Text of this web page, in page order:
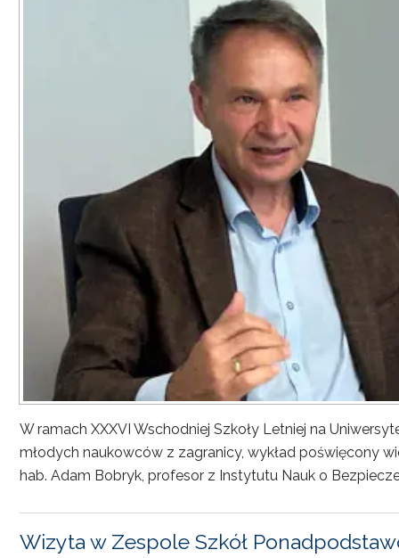
W ramach XXXVI Wschodniej Szkoły Letniej na
młodych naukowców z zagranicy, wykład poświęcony
hab. Adam Bobryk, profesor z Instytutu Nauk o
Wizyta w Zespole Szkół